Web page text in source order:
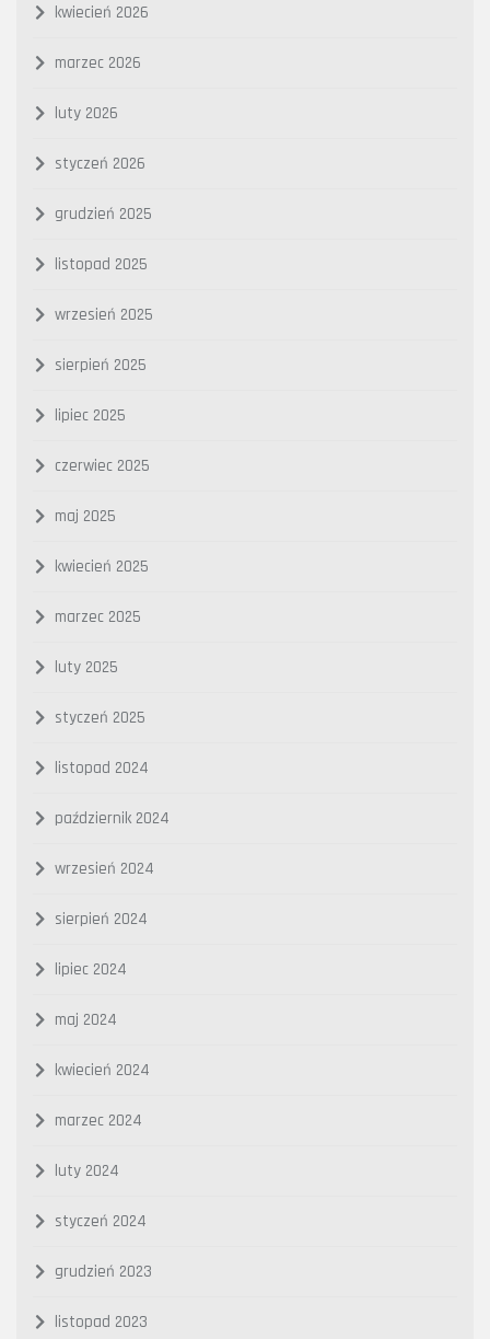
kwiecień 2026
marzec 2026
luty 2026
styczeń 2026
grudzień 2025
listopad 2025
wrzesień 2025
sierpień 2025
lipiec 2025
czerwiec 2025
maj 2025
kwiecień 2025
marzec 2025
luty 2025
styczeń 2025
listopad 2024
październik 2024
wrzesień 2024
sierpień 2024
lipiec 2024
maj 2024
kwiecień 2024
marzec 2024
luty 2024
styczeń 2024
grudzień 2023
listopad 2023